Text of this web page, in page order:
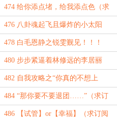
月票）
474 给你添点堵，给我添点色（求
订阅求月票）
476 八卦魂起飞且爆炸的小太阳
（求订阅求月票）
478 白毛恩静之锐雯觐见！！！
（求订阅求月票）
480 步步紧逼着林修远的李居丽
（求订阅求月票）
482 自我攻略之“你真的不想上
我？？”（求订阅求月票）
484 “那你要不要退团……”（求订
阅求月票）
486 【试管】or【幸福】（求订阅